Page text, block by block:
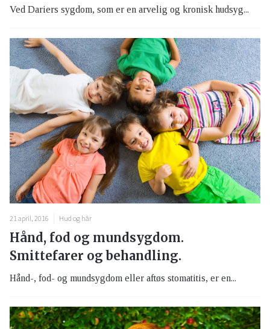
Ved Dariers sygdom, som er en arvelig og kronisk hudsyg...
21 april, 2016 Hud og hår
Hånd, fod og mundsygdom.
Smittefarer og behandling.
Hånd-, fod- og mundsygdom eller aftøs stomatitis, er en...